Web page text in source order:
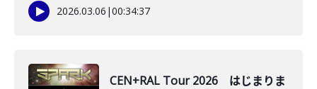
2026.03.06 |00:34:37
CEN+RAL Tour 2026 はじまりま